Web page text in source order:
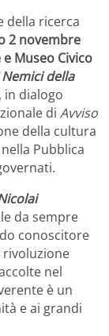
della ricerca
2 novembre
Museo Civico
Nemici della
in dialogo
di Avviso
della cultura
Pubblica
da sempre
conoscitore
rivoluzione
nel
è un
e ai grandi